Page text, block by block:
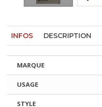
INFOS DESCRIPTION
MARQUE
USAGE
STYLE